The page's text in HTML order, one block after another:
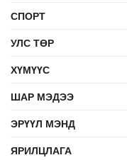
СПОРТ
УЛС ТӨР
ХҮМҮҮС
ШАР МЭДЭЭ
ЭРҮҮЛ МЭНД
ЯРИЛЦЛАГА